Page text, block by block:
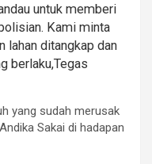
untuk memberi
Kami minta
lahan ditangkap dan
berlaku,Tegas
yang sudah merusak
Sakai di hadapan